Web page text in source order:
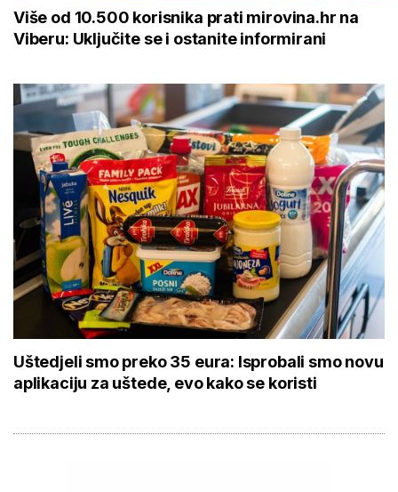
Više od 10.500 korisnika prati mirovina.hr na
Viberu: Uključite se i ostanite informirani
Uštedjeli smo preko 35 eura: Isprobali smo novu
aplikaciju za uštede, evo kako se koristi